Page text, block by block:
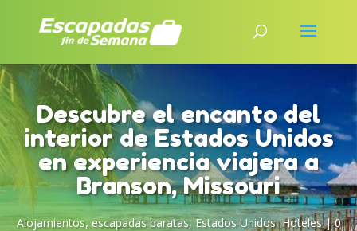
Descubre el encanto del
interior de Estados Unidos
en experiencia viajera a
Branson, Missouri
Alojamientos, escapadas baratas,Estados Unidos,Hoteles|0